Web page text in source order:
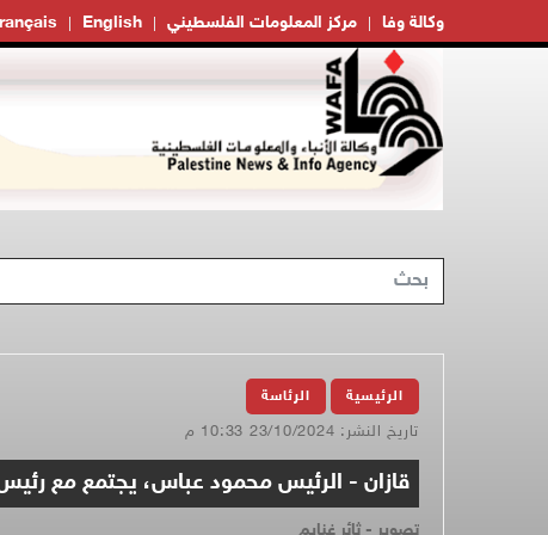
English مركز المعلومات الفلسطيني وكالة وفا
الرئيسية الرئاسة
تاريخ النشر: 23/10/2024 10:33 م
قازان - الرئيس محمود عباس، يجتمع مع